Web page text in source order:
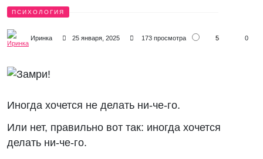
ПСИХОЛОГИЯ
Иринка 25 января, 2025 173 просмотра 5 0
Иногда хочется не делать ни-че-го.
Или нет, правильно вот так: иногда хочется
делать ни-че-го.